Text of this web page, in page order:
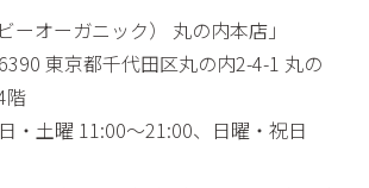
ーオーガニック） 丸の内本店」
東京都千代田区丸の内2-4-1 丸の
階
・土曜 11:00～21:00、日曜・祝日